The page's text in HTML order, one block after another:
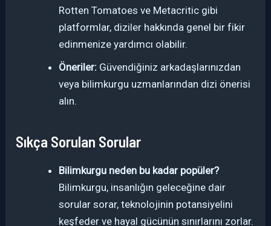
Rotten Tomatoes ve Metacritic gibi
platformlar, diziler hakkında genel bir fikir
edinmenize yardımcı olabilir.
Öneriler: Güvendiğiniz arkadaşlarınızdan
veya bilimkurgu uzmanlarından dizi önerisi
alın.
Sıkça Sorulan Sorular
Bilimkurgu neden bu kadar popüler?
Bilimkurgu, insanlığın geleceğine dair
sorular sorar, teknolojinin potansiyelini
keşfeder ve hayal gücünün sınırlarını zorlar.